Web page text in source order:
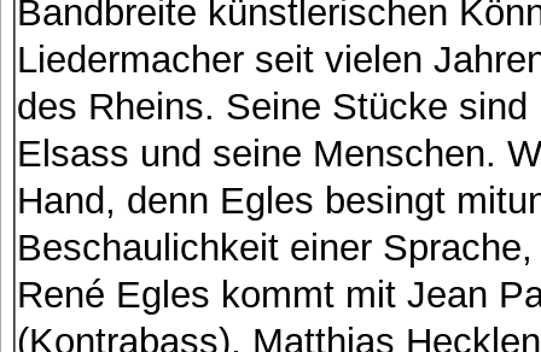
Bandbreite künstlerischen
Liedermacher seit vielen
des Rheins. Seine Stücke
Elsass und seine Menschen.
Hand, denn Egles besingt
Beschaulichkeit einer
René Egles kommt mit Jean
(Kontrabass), Matthias